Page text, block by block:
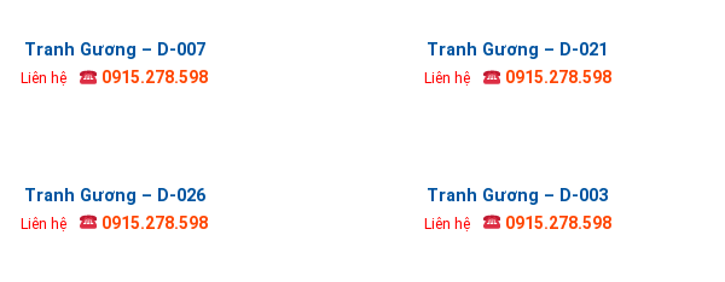
Tranh Gương – D-007
Liên hệ 0915.278.598
Tranh Gương – D-021
Liên hệ 0915.278.598
Tranh Gương – D-026
Liên hệ 0915.278.598
Tranh Gương – D-003
Liên hệ 0915.278.598